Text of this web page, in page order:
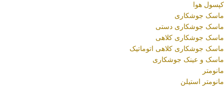
کپسول هوا
ماسک جوشکاری
ماسک جوشکاری دستی
ماسک جوشکاری کلاهی
ماسک جوشکاری کلاهی اتوماتیک
ماسک و عینک جوشکاری
مانومتر
مانومتر استیلن